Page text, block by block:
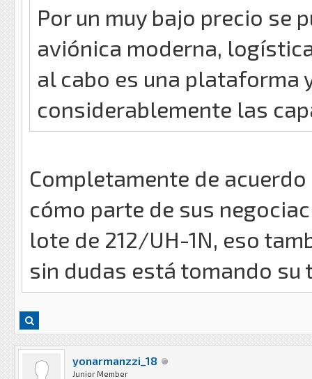
Por un muy bajo precio se
aviónica moderna,
al cabo es una plataforma
considerablemente las
Completamente de
cómo parte de sus
lote de 212/UH-1N, eso
sin dudas está tomando su
yonarmanzzi_18
Junior Member